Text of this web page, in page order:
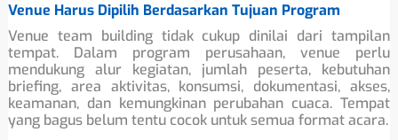
Venue Harus Dipilih Berdasarkan Tujuan Program
Venue team building tidak cukup dinilai dari tampilan
tempat. Dalam program perusahaan, venue perlu
mendukung alur kegiatan, jumlah peserta, kebutuhan
briefing, area aktivitas, konsumsi, dokumentasi, akses,
keamanan, dan kemungkinan perubahan cuaca. Tempat
yang bagus belum tentu cocok untuk semua format acara.